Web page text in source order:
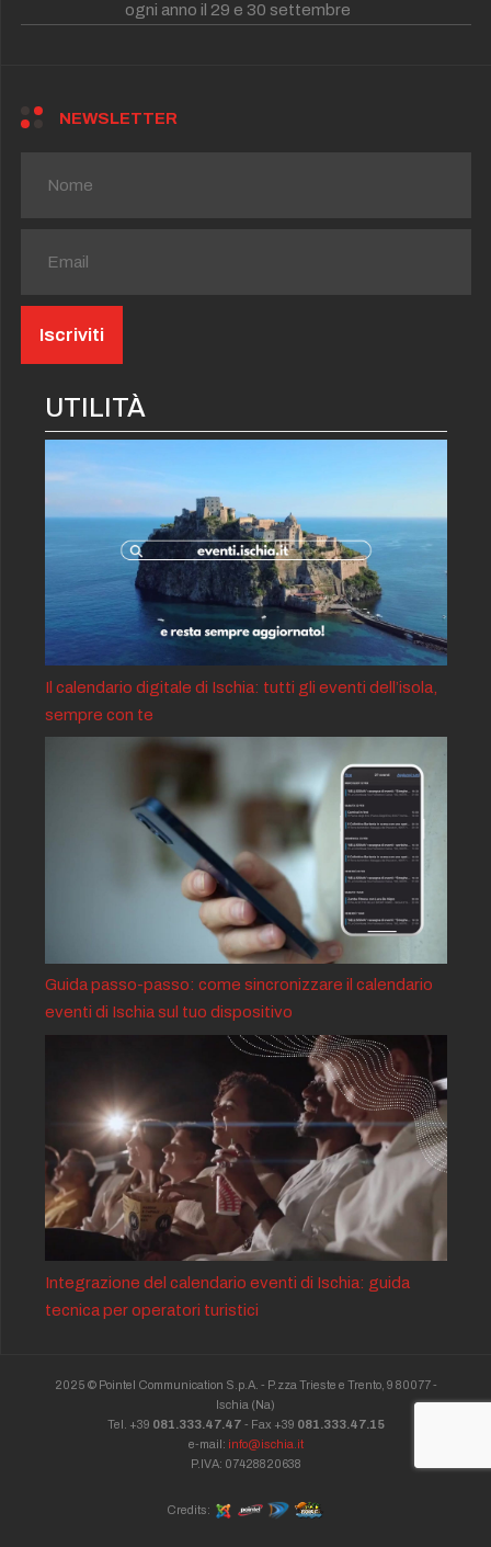
ogni anno il 29 e 30 settembre
NEWSLETTER
UTILITÀ
Il calendario digitale di Ischia: tutti gli eventi dell’isola,
sempre con te
Guida passo-passo: come sincronizzare il calendario
eventi di Ischia sul tuo dispositivo
Integrazione del calendario eventi di Ischia: guida
tecnica per operatori turistici
2025 © Pointel Communication S.p.A. - P.zza Trieste e Trento, 9 80077 -
Ischia (Na)
Tel. +39 081.333.47.47 - Fax +39 081.333.47.15
e-mail: info@ischia.it
P.IVA: 07428820638
Credits: